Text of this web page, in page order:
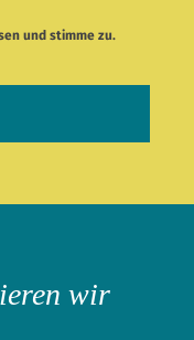
und stimme zu.
wir